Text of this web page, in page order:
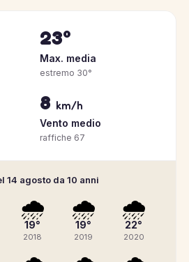
23°
Max. media
estremo 30°
8 km/h
Vento medio
raffiche 67
14 agosto da 10 anni
🌧️
19°
2018
🌧️
19°
2019
🌧️
22°
2020